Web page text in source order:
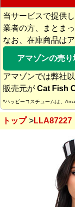
当サービスで提供
業者の方、まとま
なお、在庫商品は
アマゾンの売り
アマゾンでは弊社
販売元が Cat Fish
*ハッピーコスチュームは、
トップ LLA87227